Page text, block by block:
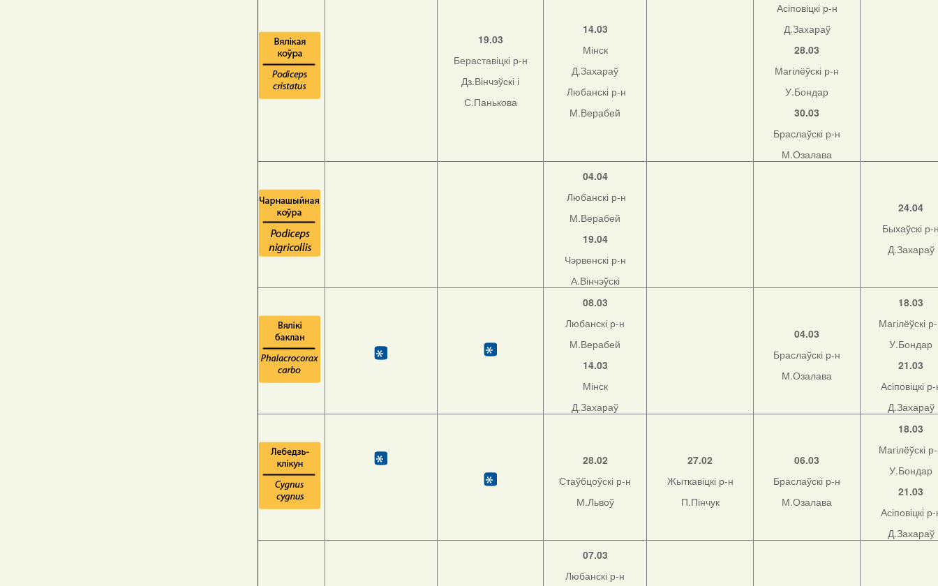
19.03
Бераставіцкі р-н
Дз.Вінчэўскі і
С.Панькова
14.03
Мінск
Д.Захараў
Любанскі р-н
М.Верабей
Асіповіцкі р-н
Д.Захараў
28.03
Магілёўскі р-н
У.Бондар
30.03
Браслаўскі р-н
М.Озалава
04.04
Любанскі р-н
М.Верабей
19.04
Чэрвенскі р-н
А.Вінчэўскі
24.04
Быхаўскі р-
Д.Захараў
08.03
Любанскі р-н
М.Верабей
14.03
Мінск
Д.Захараў
04.03
Браслаўскі р-н
М.Озалава
18.03
Магілёўскі
У.Бондар
21.03
Асіповіцкі
Д.Захараў
28.02
Стаўбцоўскі р-н
М.Львоў
27.02
Жыткавіцкі р-н
П.Пінчук
06.03
Браслаўскі р-н
М.Озалава
18.03
Магілёўскі
У.Бондар
21.03
Асіповіцкі
Д.Захараў
07.03
Любанскі р-н